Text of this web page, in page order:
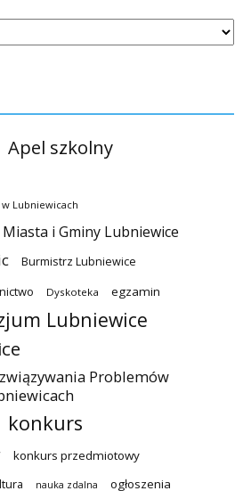
Apel szkolny
Lubniewicach
i Gminy Lubniewice
Burmistrz Lubniewice
Dyskoteka egzamin
Lubniewice
Problemów
konkurs
konkurs przedmiotowy
nauka zdalna ogłoszenia